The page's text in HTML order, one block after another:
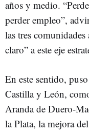
años y medio.
perder empleo”,
las tres
claro” a este eje
En este sentido,
Castilla y León,
Aranda de Duero-
la Plata, la mejora